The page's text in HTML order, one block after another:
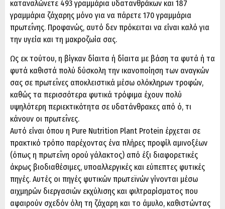
καταναλώνετε 493 γραμμάρια υδατανθράκων και 187
γραμμάρια ζάχαρης μόνο για να πάρετε 170 γραμμάρια
πρωτεΐνης. Προφανώς, αυτό δεν πρόκειται να είναι καλό για
την υγεία και τη μακροζωία σας.
Ως εκ τούτου, η βίγκαν δίαιτα ή δίαιτα με βάση τα φυτά ή τα
φυτά καθιστά πολύ δύσκολη την ικανοποίηση των αναγκών
σας σε πρωτεΐνες αποκλειστικά μέσω ολόκληρων τροφών,
καθώς τα περισσότερα φυτικά τρόφιμα έχουν πολύ
υψηλότερη περιεκτικότητα σε υδατάνθρακες από ό, τι
κάνουν οι πρωτεΐνες.
Αυτό είναι όπου η Pure Nutrition Plant Protein έρχεται σε
πρακτικό τρόπο παρέχοντας ένα πλήρες προφίλ αμινοξέων
(όπως η πρωτεΐνη ορού γάλακτος) από έξι διαφορετικές
άκρως βιοδιαθέσιμες, υποαλλεργικές και εύπεπτες φυτικές
πηγές. Αυτές οι πηγές φυτικών πρωτεϊνών γίνονται μέσω
αιχμηρών διεργασιών εκχύλισης και φιλτραρίσματος που
αφαιρούν σχεδόν όλη τη ζάχαρη και το άμυλο, καθιστώντας